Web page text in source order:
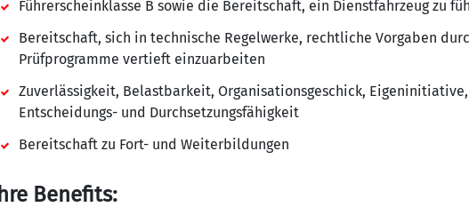
Führerscheinklasse B sowie die Bereitschaft, ein Dienstfahrzeug zu
Bereitschaft, sich in technische Regelwerke, rechtliche Vorgaben
Prüfprogramme vertieft einzuarbeiten
Zuverlässigkeit, Belastbarkeit, Organisationsgeschick,
Entscheidungs- und Durchsetzungsfähigkeit
Bereitschaft zu Fort- und Weiterbildungen
Ihre Benefits: